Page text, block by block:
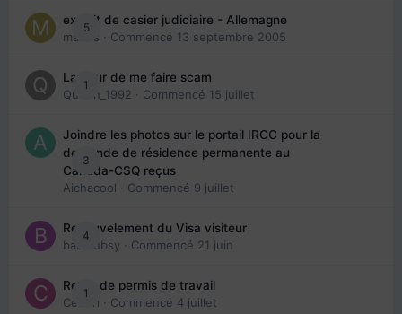
5
extrait de casier judiciaire - Allemagne
maries · Commencé 13 septembre 2005
1
La peur de me faire scam
Queen_1992 · Commencé 15 juillet
3
Joindre les photos sur le portail IRCC pour la
demande de résidence permanente au
Canada-CSQ reçus
Aichacool · Commencé 9 juillet
4
Renouvelement du Visa visiteur
babibubsy · Commencé 21 juin
1
Refus de permis de travail
Cedbri · Commencé 4 juillet